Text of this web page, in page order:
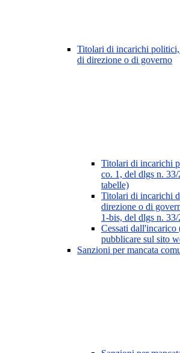
Titolari di incarichi
di direzione o di governo
Titolari di incarichi
co. 1, del dlgs n.
tabelle)
Titolari di incarichi
direzione o di
1-bis, del dlgs n.
Cessati dall'incarico
pubblicare sul sito
Sanzioni per mancata